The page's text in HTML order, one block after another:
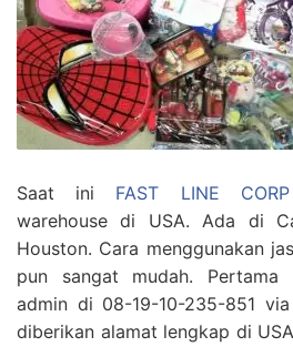
Saat ini FAST LINE CORP
warehouse di USA. Ada di
Houston. Cara menggunakan
pun sangat mudah. Pertama
admin di 08-19-10-235-851
diberikan alamat lengkap di